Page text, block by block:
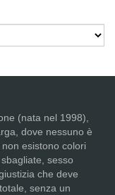
(nata nel 1998),
dove nessuno è
esistono colori
sesso
che deve
senza un